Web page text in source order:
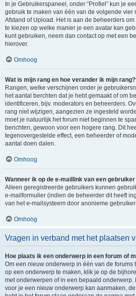
In je Gebruikerspaneel, onder “Profiel” kun je
gebruik te maken van één van de volgende vier
Afstand of Upload. Het is aan de beheerders
te kiezen op welke manier je een avatar kan
kunt gebruiken, neem dan contact op met een
hierover.
Omhoog
Wat is mijn rang en hoe verander ik mijn rang?
Rangen, welke verschijnen onder je
het aantal berchten dat je hebt gemaakt of om
identificeren, bijv. moderators en beheerders.
rang niet wijzigen, aangezien ze ingesteld
moet je natuurlijk het forum niet beginnen te
berichten, gewoon voor een hogere rang. Dit
tegenovergestelde effect, een beheerder of
aantal doen dalen.
Omhoog
Wanneer ik op de e-maillink van een
Alleen geregistreerde gebruikers kunnen
e-mailformulier (indien de beheerder dit heeft
van het e-mailsysteem door anonieme
Omhoog
Vragen in verband met het plaatsen
Hoe plaats ik een onderwerp in een forum of
Om een nieuw onderwerp in één van de forums
op een onderwerp te maken, klik je op de
met onderwerpen of in een bepaald onderwerp.
voor je een nieuw onderwerp kan aanmaken,